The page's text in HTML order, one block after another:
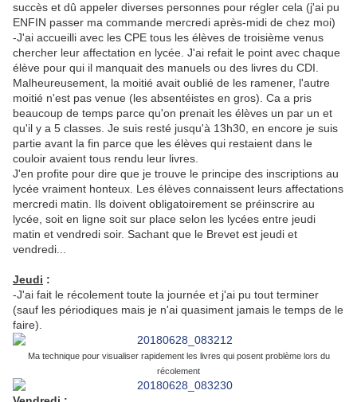
succès et dû appeler diverses personnes pour régler cela (j'ai pu
ENFIN passer ma commande mercredi après-midi de chez moi)
-J'ai accueilli avec les CPE tous les élèves de troisième venus
chercher leur affectation en lycée. J'ai refait le point avec chaque
élève pour qui il manquait des manuels ou des livres du CDI.
Malheureusement, la moitié avait oublié de les ramener, l'autre
moitié n'est pas venue (les absentéistes en gros). Ca a pris
beaucoup de temps parce qu'on prenait les élèves un par un et
qu'il y a 5 classes. Je suis resté jusqu'à 13h30, en encore je suis
partie avant la fin parce que les élèves qui restaient dans le
couloir avaient tous rendu leur livres.
J'en profite pour dire que je trouve le principe des inscriptions au
lycée vraiment honteux. Les élèves connaissent leurs affectations
mercredi matin. Ils doivent obligatoirement se préinscrire au
lycée, soit en ligne soit sur place selon les lycées entre jeudi
matin et vendredi soir. Sachant que le Brevet est jeudi et
vendredi...
Jeudi :
-J'ai fait le récolement toute la journée et j'ai pu tout terminer
(sauf les périodiques mais je n'ai quasiment jamais le temps de le
faire).
Ma technique pour visualiser rapidement les livres qui posent problème lors du
récolement